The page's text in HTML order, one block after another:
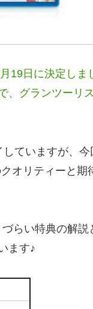
19日に決定しま
、グランツーリ
ていますが、今
オリティーと期
らい特典の解説
ます♪